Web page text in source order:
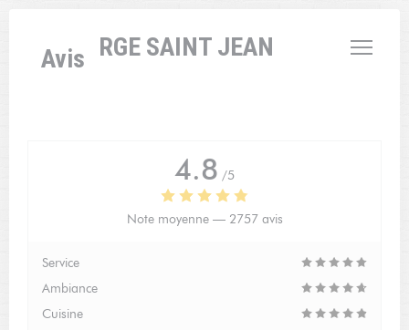
L'AUBERGE SAINT JEAN
Avis
4.8 /5
Note moyenne — 2757 avis
Service
Ambiance
Cuisine